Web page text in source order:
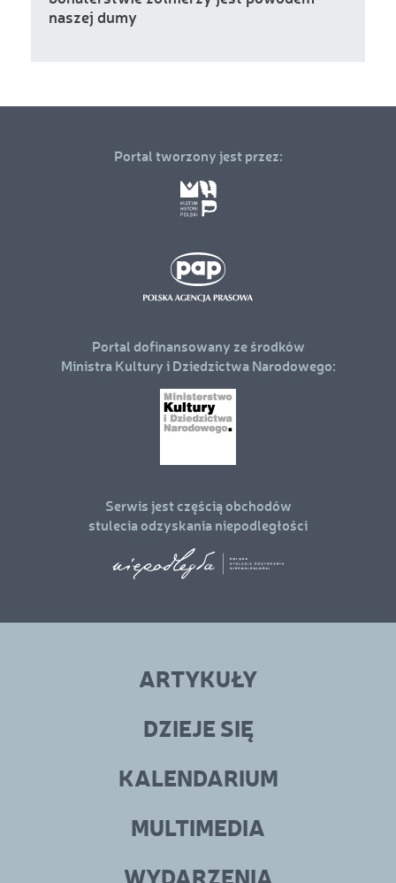
naszej dumy
Portal tworzony jest przez:
Portal dofinansowany ze środków
Ministra Kultury i Dziedzictwa Narodowego:
Serwis jest częścią obchodów
stulecia odzyskania niepodległości
ARTYKUŁY
DZIEJE SIĘ
KALENDARIUM
MULTIMEDIA
WYDARZENIA